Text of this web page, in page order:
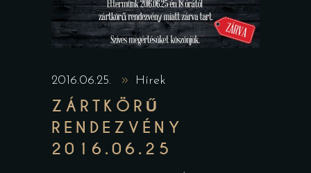
2016.06.25. Hírek
ZÁRTKÖRŰ
RENDEZVÉNY
2016.06.25